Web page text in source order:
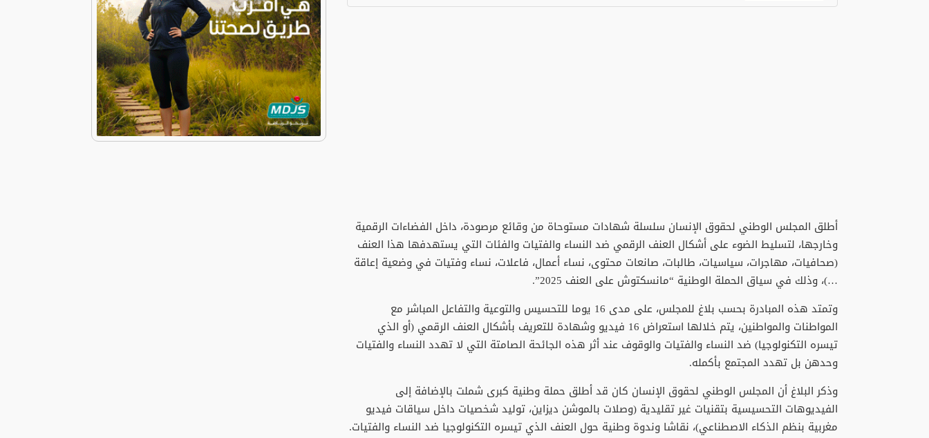
أطلق المجلس الوطني لحقوق الإنسان سلسلة شهادات مستوحاة من وقائع مرصودة، داخل الفضاءات الرقمية
وخارجها، لتسليط الضوء على أشكال العنف الرقمي ضد النساء والفتيات والفئات التي يستهدفها هذا العنف
(صحافيات، مهاجرات، سياسيات، طالبات، صانعات محتوى، نساء أعمال، فاعلات، نساء وفتيات في وضعية إعاقة
…)، وذلك في سياق الحملة الوطنية “مانسكتوش على العنف 2025”.
وتمتد هذه المبادرة بحسب بلاغ للمجلس، على مدى 16 يوما للتحسيس والتوعية والتفاعل المباشر مع
المواطنات والمواطنين، يتم خلالها استعراض 16 فيديو وشهادة للتعريف بأشكال العنف الرقمي (أو الذي
تيسره التكنولوجيا) ضد النساء والفتيات والوقوف عند أثر هذه الجائحة الصامتة التي لا تهدد النساء والفتيات
وحدهن بل تهدد المجتمع بأكمله.
وذكر البلاغ أن المجلس الوطني لحقوق الإنسان كان قد أطلق حملة وطنية كبرى شملت بالإضافة إلى
الفيديوهات التحسيسية بتقنيات غير تقليدية (وصلات بالموشن ديزاين، توليد شخصيات داخل سياقات فيديو
مغربية بنظم الذكاء الاصطناعي)، نقاشا وندوة وطنية حول العنف الذي تيسره التكنولوجيا ضد النساء والفتيات.